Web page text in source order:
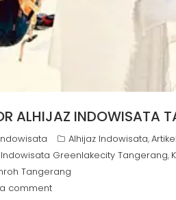
ALHIJAZ INDOWISATA
Alhijaz Indowisata,Artikel
Indowisata Greenlakecity Tangerang,
Tangerang
comment